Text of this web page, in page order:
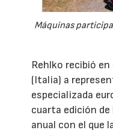
Máquinas
Rehlko recibió
(Italia) a
especializada
cuarta edición
anual con el que